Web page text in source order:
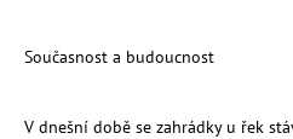
Současnost a budoucnost
V dnešní době se zahrádky u řek